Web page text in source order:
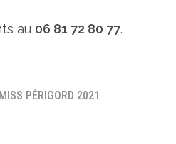
au 06 81 72 80 77.
PÉRIGORD 2021